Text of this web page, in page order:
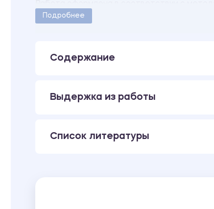
Количество страниц - 77.
Подробнее
Содержание
Выдержка из работы
Список литературы